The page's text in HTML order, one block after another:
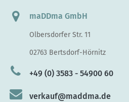
maDDma GmbH
Olbersdorfer Str. 11
02763 Bertsdorf-Hörnitz
+49 (0) 3583 - 54900 60
verkauf@maddma.de